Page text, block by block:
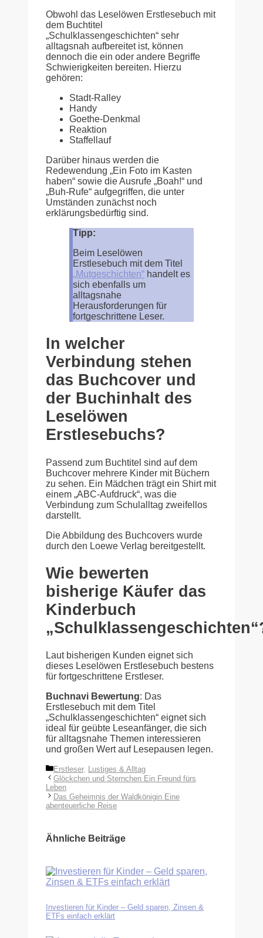
Obwohl das Leselöwen Erstlesebuch mit
dem Buchtitel
„Schulklassengeschichten“ sehr
alltagsnah aufbereitet ist, können
dennoch die ein oder andere Begriffe
Schwierigkeiten bereiten. Hierzu
gehören:
Stadt-Ralley
Handy
Goethe-Denkmal
Reaktion
Staffellauf
Darüber hinaus werden die
Redewendung „Ein Foto im Kasten
haben“ sowie die Ausrufe „Boah!“ und
„Buh-Rufe“ aufgegriffen, die unter
Umständen zunächst noch
erklärungsbedürftig sind.
Tipp:
Beim Leselöwen
Erstlesebuch mit dem Titel
„Mutgeschichten“ handelt es
sich ebenfalls um
alltagsnahe
Herausforderungen für
fortgeschrittene Leser.
In welcher
Verbindung stehen
das Buchcover und
der Buchinhalt des
Leselöwen
Erstlesebuchs?
Passend zum Buchtitel sind auf dem
Buchcover mehrere Kinder mit Büchern
zu sehen. Ein Mädchen trägt ein Shirt mit
einem „ABC-Aufdruck“, was die
Verbindung zum Schulalltag zweifellos
darstellt.
Die Abbildung des Buchcovers wurde
durch den Loewe Verlag bereitgestellt.
Wie bewerten
bisherige Käufer das
Kinderbuch
Laut bisherigen Kunden eignet sich
dieses Leselöwen Erstlesebuch bestens
für fortgeschrittene Erstleser.
Buchnavi Bewertung: Das
Erstlesebuch mit dem Titel
„Schulklassengeschichten“ eignet sich
ideal für geübte Leseanfänger, die sich
für alltagsnahe Themen interessieren
und großen Wert auf Lesepausen legen.
Kategorien
Erstleser, Lustiges & Alltag
Glöckchen und Sternchen Ein Freund fürs
Leben
Das Geheimnis der Waldkönigin Eine
abenteuerliche Reise
Ähnliche Beiträge
Investieren für Kinder – Geld sparen, Zinsen &
ETFs einfach erklärt